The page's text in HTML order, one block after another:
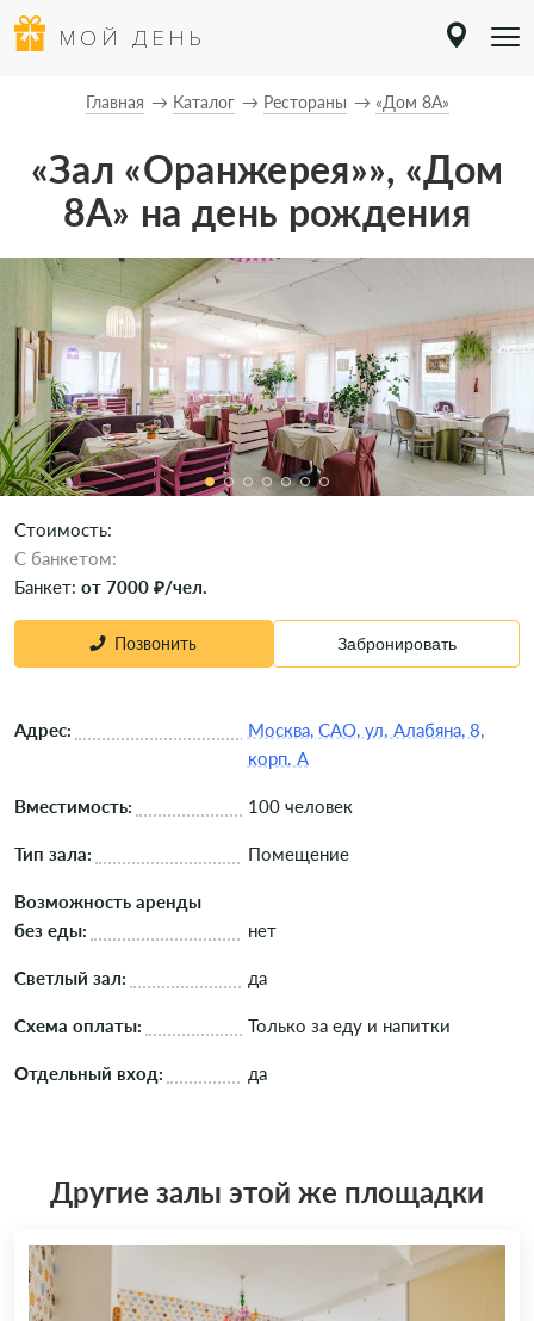
МОЙ ДЕНЬ
Главная Каталог Рестораны «Дом 8А»
«Зал «Оранжерея»», «Дом
8А» на день рождения
Стоимость:
C банкетом:
Банкет: от 7000 ₽/чел.
Позвонить Забронировать
Адрес:
Москва, САО, ул. Алабяна, 8,
корп. А
Вместимость: 100 человек
Тип зала: Помещение
Возможность аренды
без еды:
нет
Светлый зал: да
Схема оплаты: Только за еду и напитки
Отдельный вход: да
Другие залы этой же площадки